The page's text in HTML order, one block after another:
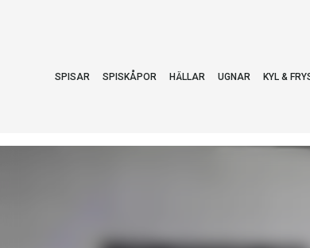
SPISAR SPISKÅPOR HÄLLAR UGNAR KYL &